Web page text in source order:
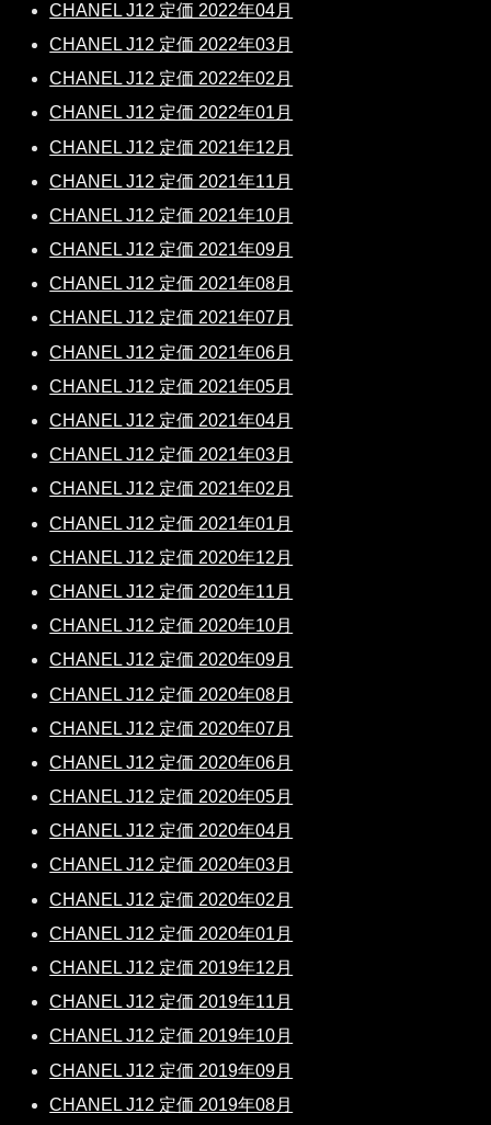
CHANEL J12 定価 2022年04月
CHANEL J12 定価 2022年03月
CHANEL J12 定価 2022年02月
CHANEL J12 定価 2022年01月
CHANEL J12 定価 2021年12月
CHANEL J12 定価 2021年11月
CHANEL J12 定価 2021年10月
CHANEL J12 定価 2021年09月
CHANEL J12 定価 2021年08月
CHANEL J12 定価 2021年07月
CHANEL J12 定価 2021年06月
CHANEL J12 定価 2021年05月
CHANEL J12 定価 2021年04月
CHANEL J12 定価 2021年03月
CHANEL J12 定価 2021年02月
CHANEL J12 定価 2021年01月
CHANEL J12 定価 2020年12月
CHANEL J12 定価 2020年11月
CHANEL J12 定価 2020年10月
CHANEL J12 定価 2020年09月
CHANEL J12 定価 2020年08月
CHANEL J12 定価 2020年07月
CHANEL J12 定価 2020年06月
CHANEL J12 定価 2020年05月
CHANEL J12 定価 2020年04月
CHANEL J12 定価 2020年03月
CHANEL J12 定価 2020年02月
CHANEL J12 定価 2020年01月
CHANEL J12 定価 2019年12月
CHANEL J12 定価 2019年11月
CHANEL J12 定価 2019年10月
CHANEL J12 定価 2019年09月
CHANEL J12 定価 2019年08月